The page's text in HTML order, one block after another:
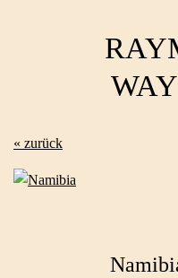
« zurück